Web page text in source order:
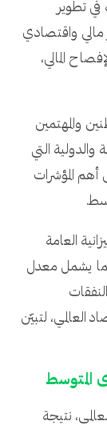
في تطوير
مالي واقتصادي
المالي،
والمهتمين
والدولية التي
أهم المؤشرات
العامة
بما يشمل معدل
العالمي، لتبيّن
المتوسط
نتيجة